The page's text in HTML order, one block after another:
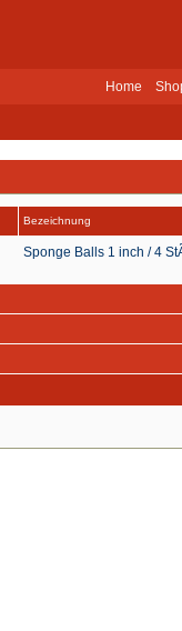
Home
Bezeichnung
Sponge Balls 1 inch / 4